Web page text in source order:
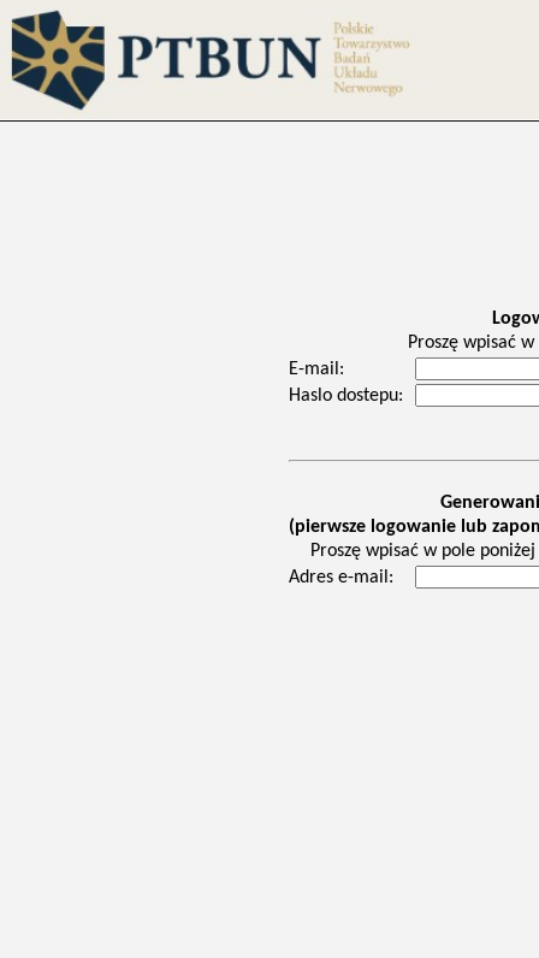
Proszę wpisać
E-mail:
Haslo dostepu:
(pierwsze logowanie lub
Proszę wpisać w pole
Adres e-mail: